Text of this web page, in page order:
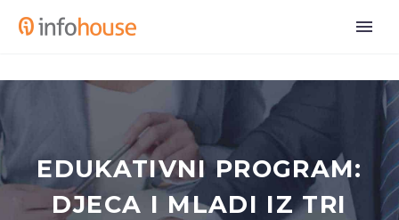
EDUKATIVNI PROGRAM:
DJECA I MLADI IZ TRI